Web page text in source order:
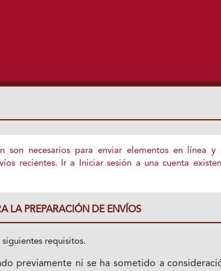
son necesarios para enviar elementos en línea y
recientes. Ir a Iniciar sesión a una cuenta
LA PREPARACIÓN DE ENVÍOS
requisitos.
previamente ni se ha sometido a